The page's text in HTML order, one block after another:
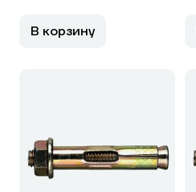
В корзину